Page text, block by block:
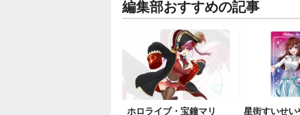
編集部おすすめの記事
ホロライブ・宝鐘マリ
星街すいせい